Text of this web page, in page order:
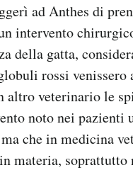
ad Anthes di
intervento
della gatta,
rossi venissero
altro veterinario le
noto nei pazienti
che in medicina
materia, soprattutto